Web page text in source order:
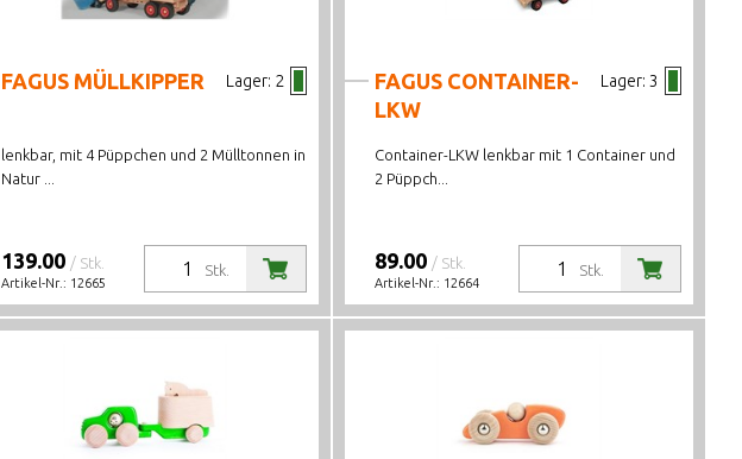
Lager: 2
FAGUS MÜLLKIPPER
lenkbar, mit 4 Püppchen und 2 Mülltonnen in
Natur ...
Stk.
139.00 / Stk.
Artikel-Nr.: 12665
Lager: 3
FAGUS CONTAINER-
LKW
Container-LKW lenkbar mit 1 Container und
2 Püppch...
Stk.
89.00 / Stk.
Artikel-Nr.: 12664